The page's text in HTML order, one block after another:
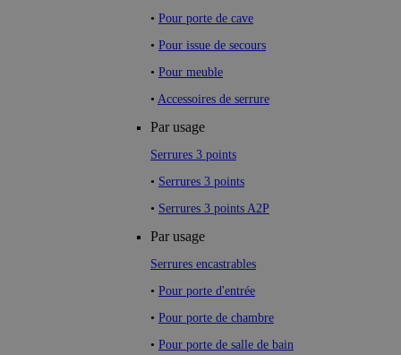
• Pour porte de cave
• Pour issue de secours
• Pour meuble
• Accessoires de serrure
Par usage
Serrures 3 points
• Serrures 3 points
• Serrures 3 points A2P
Par usage
Serrures encastrables
• Pour porte d'entrée
• Pour porte de chambre
• Pour porte de salle de bain